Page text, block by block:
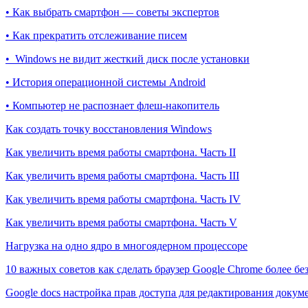
• Как выбрать смартфон — советы экспертов
• Как прекратить отслеживание писем
• Windows не видит жесткий диск после установки
• История операционной системы Android
• Компьютер не распознает флеш-накопитель
Как создать точку восстановления Windows
Как увеличить время работы смартфона. Часть II
Как увеличить время работы смартфона. Часть III
Как увеличить время работы смартфона. Часть IV
Как увеличить время работы смартфона. Часть V
Нагрузка на одно ядро в многоядерном процессоре
10 важных советов как сделать браузер Google Chrome более
Google docs настройка прав доступа для редактирования